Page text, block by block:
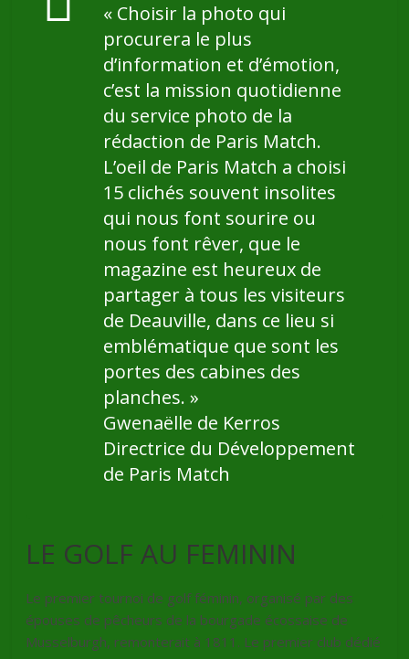
« Choisir la photo qui
procurera le plus
d’information et d’émotion,
c’est la mission quotidienne
du service photo de la
rédaction de Paris Match.
L’oeil de Paris Match a choisi
15 clichés souvent insolites
qui nous font sourire ou
nous font rêver, que le
magazine est heureux de
partager à tous les visiteurs
de Deauville, dans ce lieu si
emblématique que sont les
portes des cabines des
planches. »
Gwenaëlle de Kerros
Directrice du Développement
de Paris Match
LE GOLF AU FEMININ
Le premier tournoi de golf féminin, organisé par des
épouses de pêcheurs de la bourgade écossaise de
Musselburgh, remonterait à 1811. Le premier club dédié